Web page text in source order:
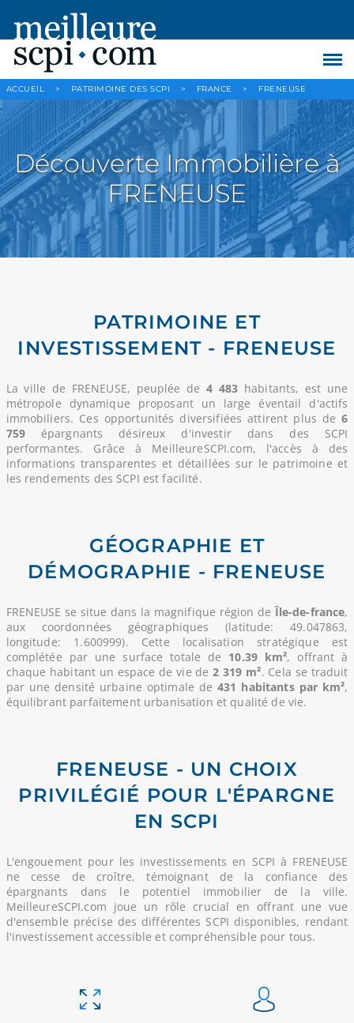
ACCUEIL > PATRIMOINE DES SCPI > FRANCE > FRENEUSE
Découverte Immobilière à
FRENEUSE
PATRIMOINE ET
INVESTISSEMENT - FRENEUSE
La ville de FRENEUSE, peuplée de4 483 habitants, est une
métropole dynamique proposant un large éventail d'actifs
immobiliers. Ces opportunités diversifiées attirent plus de6
759épargnants désireux d'investir dans des SCPI
performantes. Grâce à MeilleureSCPI.com, l'accès à des
informations transparentes et détaillées sur le patrimoine et
les rendements des SCPI est facilité.
GÉOGRAPHIE ET
DÉMOGRAPHIE - FRENEUSE
FRENEUSE se situe dans la magnifique région deÎle-de-france,
aux coordonnées géographiques (latitude: 49.047863,
longitude: 1.600999). Cette localisation stratégique est
complétée par une surface totale de 10.39 km², offrant à
chaque habitant un espace de vie de2 319 m². Cela se traduit
par une densité urbaine optimale de431 habitants par km²,
équilibrant parfaitement urbanisation et qualité de vie.
FRENEUSE - UN CHOIX
PRIVILÉGIÉ POUR L'ÉPARGNE
EN SCPI
L'engouement pour les investissements en SCPI à FRENEUSE
ne cesse de croître, témoignant de la confiance des
épargnants dans le potentiel immobilier de la ville.
MeilleureSCPI.com joue un rôle crucial en offrant une vue
d'ensemble précise des différentes SCPI disponibles, rendant
l'investissement accessible et compréhensible pour tous.